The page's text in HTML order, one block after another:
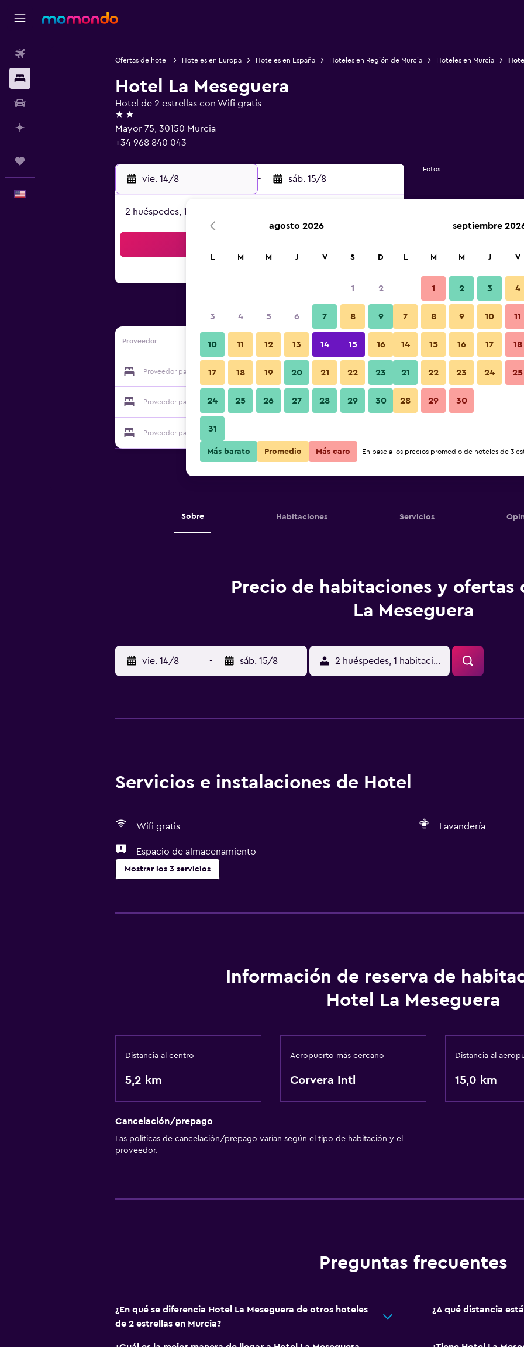
Ofertas de hotel Hoteles en Europa Hoteles en España Hoteles en Región de Murcia Hoteles en Murcia
Hotel La Meseguera
Hotel de 2 estrellas con Wifi gratis
2 estrellas
Mayor 75, 30150 Murcia
+34 968 840 043
vie. 14/8 - sáb. 15/8
2 huéspedes, 1 habitación
Proveedor
Proveedor para Hotel La Meseguera Ver precios
Proveedor para Hotel La Meseguera Ver precios
Proveedor para Hotel La Meseguera
Fotos
Sobre Habitaciones Servicios
Precio de habitaciones y ofertas
La Meseguera
vie. 14/8 - sáb. 15/8 2 huéspedes, 1 habitación
Servicios e instalaciones de Hotel
Wifi gratis Lavandería
Espacio de almacenamiento
Mostrar los 3 servicios
Lavandería
Espacio de
Información de reserva de
Hotel La Meseguera
Distancia al centro
5,2 km
Aeropuerto más cercano
Corvera Intl
Distancia al
15,0 km
Cancelación/prepago
Las políticas de cancelación/prepago varían según el tipo de habitación y el
proveedor.
Preguntas frecuentes
¿En qué se diferencia Hotel La Meseguera de otros hoteles
de 2 estrellas en Murcia?
¿A qué distancia
agosto 2026
L M M J V S D
1 2
3 4 5 6 7 8 9
10 11 12 13 14 15 16
17 18 19 20 21 22 23
24 25 26 27 28 29 30
31
septiembre
L M M J V
1 2 3 4
7 8 9 10 11
14 15 16 17 18
21 22 23 24 25
28 29 30
Más barato Promedio Más caro En base a los precios promedio de hoteles de 3